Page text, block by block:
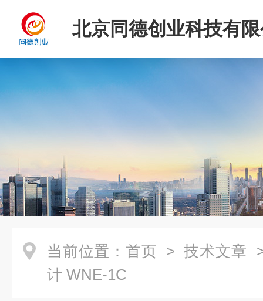
北京同德创业科技有
当前位置： 首页 > 技术文章
计 WNE-1C